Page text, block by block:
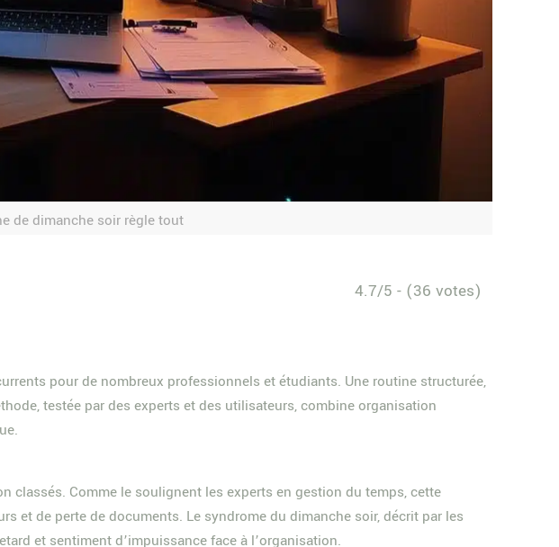
de dimanche soir règle tout
4.7/5 - (36 votes)
pour de nombreux professionnels et étudiants. Une routine structurée,
testée par des experts et des utilisateurs, combine organisation
classés. Comme le soulignent les experts en gestion du temps, cette
et de perte de documents. Le syndrome du dimanche soir, décrit par les
et sentiment d’impuissance face à l’organisation.